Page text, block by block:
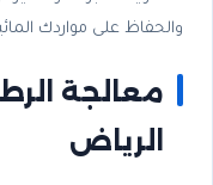
والحفاظ على مواردك
معالجة
الرياض